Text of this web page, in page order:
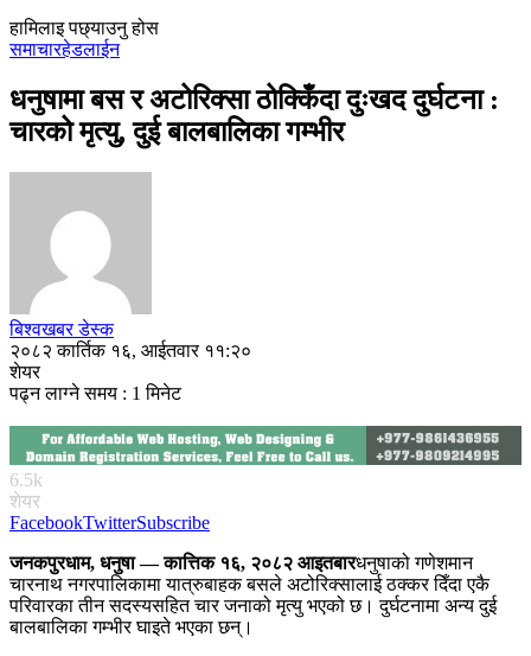
हामिलाइ पछ्याउनु होस
समाचारहेडलाईन
धनुषामा बस र अटोरिक्सा ठोक्किँदा दुःखद दुर्घटना :
चारको मृत्यु, दुई बालबालिका गम्भीर
बिश्वखबर डेस्क
२०८२ कार्तिक १६, आईतवार ११:२०
शेयर
पढ्न लाग्ने समय : 1 मिनेट
6.5k
शेयर
FacebookTwitterSubscribe
जनकपुरधाम, धनुषा — कात्तिक १६, २०८२ आइतबारधनुषाको गणेशमान
चारनाथ नगरपालिकामा यात्रुबाहक बसले अटोरिक्सालाई ठक्कर दिँदा एकै
परिवारका तीन सदस्यसहित चार जनाको मृत्यु भएको छ। दुर्घटनामा अन्य दुई
बालबालिका गम्भीर घाइते भएका छन्।